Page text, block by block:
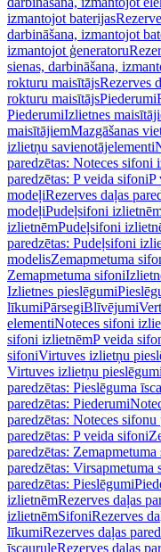
izmantojot baterijas
darbināšana, izmantojot
izmantojot ģeneratoru
sienas, darbināšana,
rokturu maisītājsRezerves
rokturu maisītājsPiederumi
PiederumiIzlietnes
maisītājiemMazgāšanas
izlietņu savienotājelementi
paredzētas: Noteces sifoni
paredzētas: P veida sifoniP
modeļiRezerves daļas
modeļiPudeļsifoni
izlietnēmPudeļsifoni
paredzētas: Pudeļsifoni
modelisZemapmetuma
Zemapmetuma sifoni
Izlietnes pieslēgumi
līkumiPārsegiBlīvējumi
elementiNoteces sifoni
sifoni izlietnēmP veida
sifoniVirtuves izlietņu
Virtuves izlietņu pieslēgumi
paredzētas: Pieslēguma
paredzētas: Piederumi
paredzētas: Noteces sifonu
paredzētas: P veida sifoni
paredzētas:
paredzētas: Virsapmetuma
paredzētas: Pieslēgumi
izlietnēmRezerves daļas
izlietnēmSifoniRezerves
līkumiRezerves daļas
īscauruleRezerves daļas